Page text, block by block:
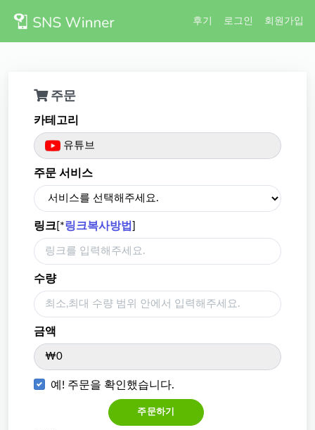
후기 로그인 회원가입
주문
카테고리
유튜브
주문 서비스
링크[*링크복사방법 ]
수량
금액
₩0
예! 주문을 확인했습니다.
주문하기